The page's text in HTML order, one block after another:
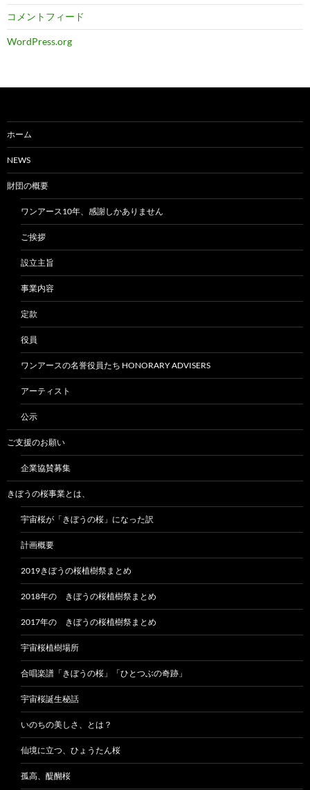
コメントフィード
WordPress.org
ホーム
NEWS
財団の概要
ワンアース10年、感謝しかありません
ご挨拶
設立主旨
事業内容
定款
役員
ワンアースの名誉役員たち HONORARY ADVISERS
アーティスト
公示
ご支援のお願い
企業協賛募集
きぼうの桜事業とは、
宇宙桜が「きぼうの桜」になった訳
計画概要
2019きぼうの桜植樹祭まとめ
2018年の きぼうの桜植樹祭まとめ
2017年の きぼうの桜植樹祭まとめ
宇宙桜植樹場所
合唱楽譜「きぼうの桜」「ひとつぶの奇跡」
宇宙桜誕生秘話
いのちの美しさ、とは？
仙境に立つ、ひょうたん桜
孤高、醍醐桜